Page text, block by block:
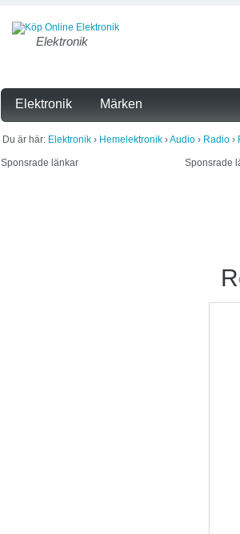
Elektronik
Elektronik Märken
Du är här: Elektronik › Hemelektronik ›Audio › Radio ›
Sponsrade
Sponsrade länkar